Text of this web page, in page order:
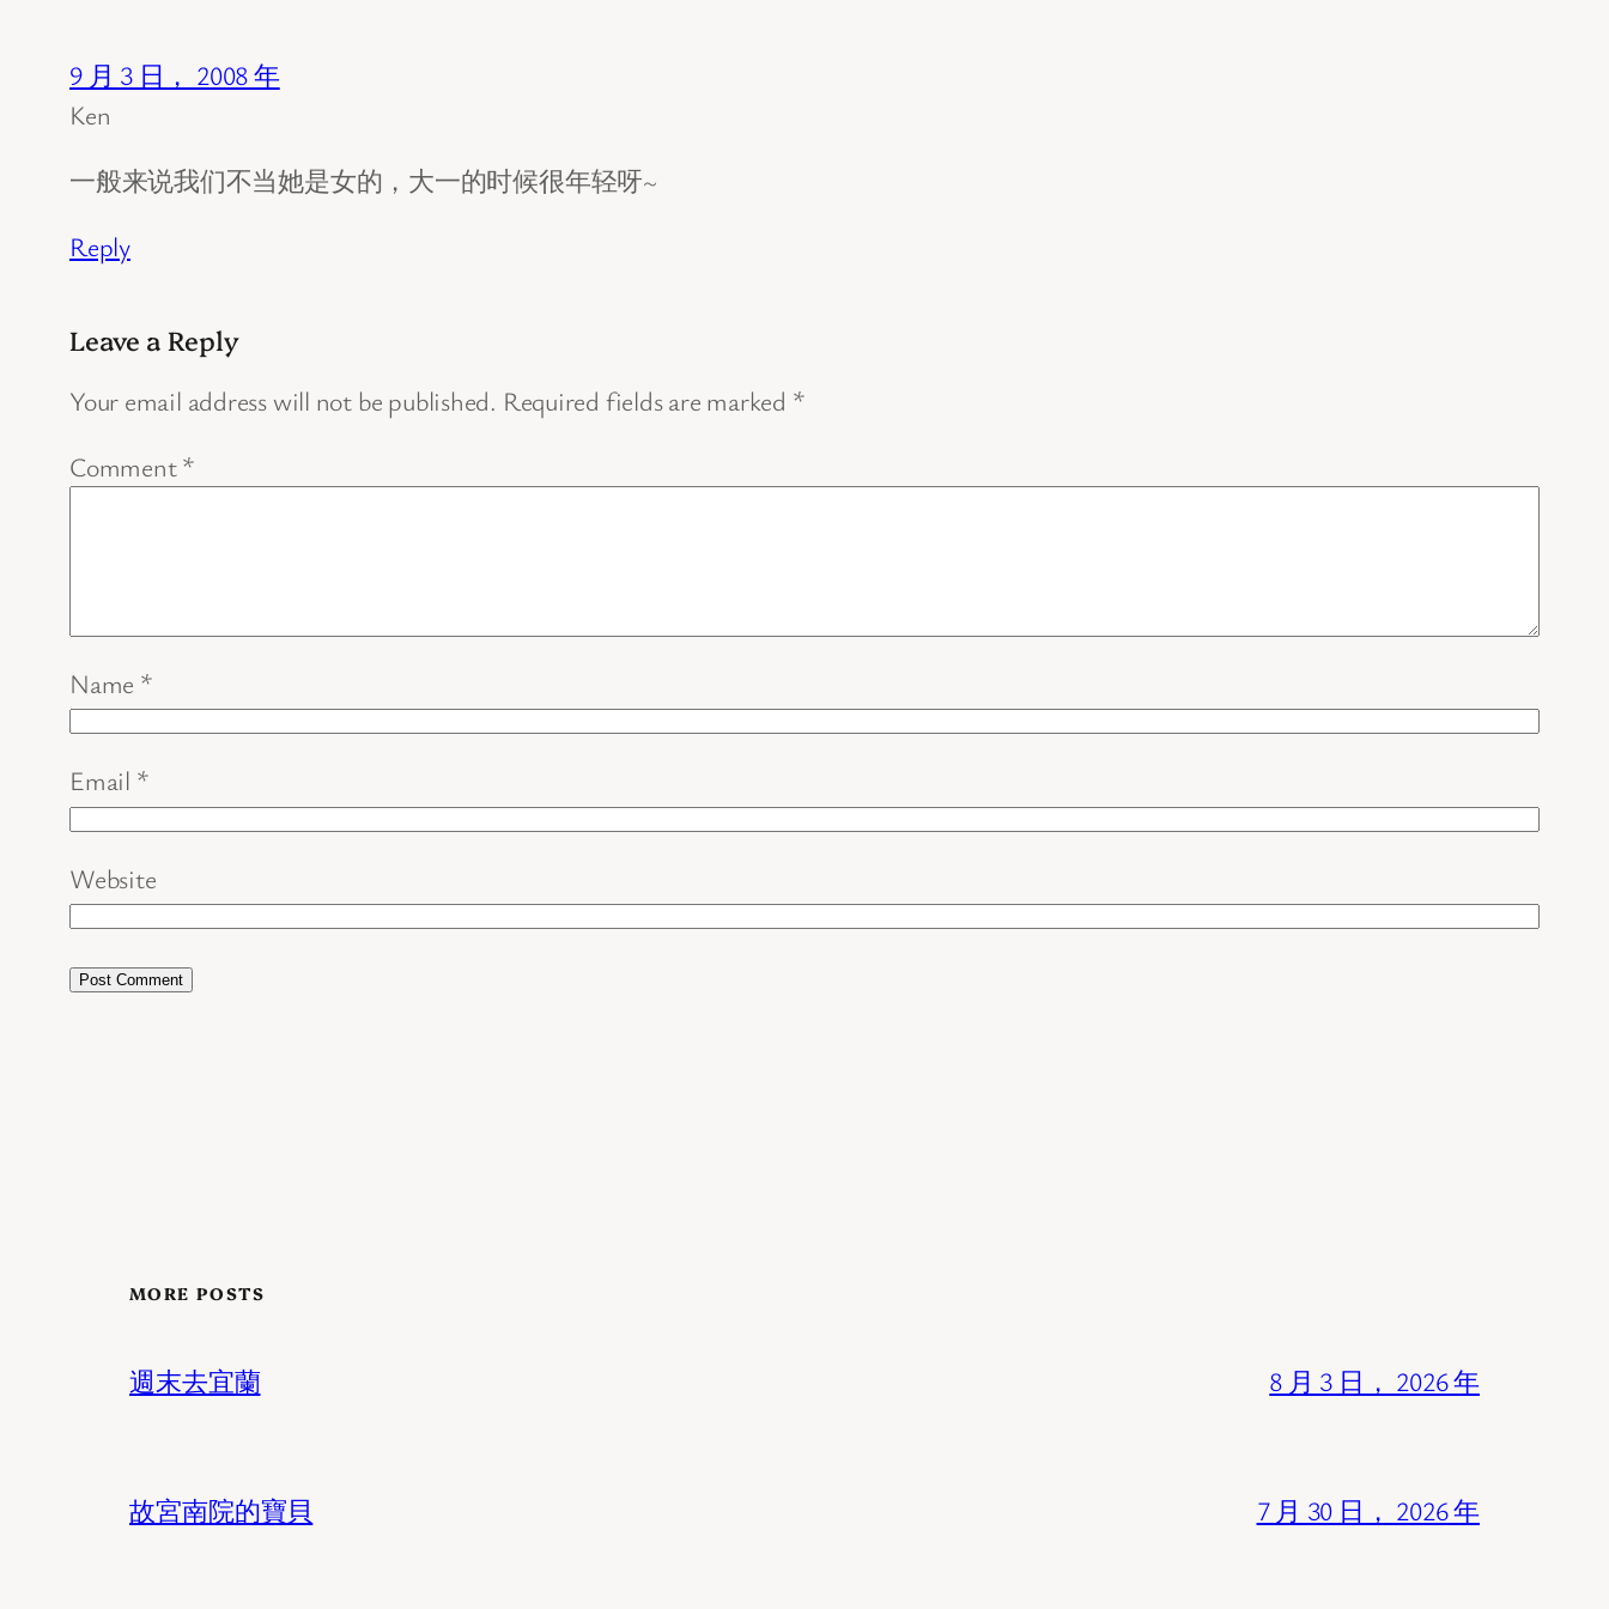
9 月 3 日， 2008 年
Ken
一般来说我们不当她是女的，大一的时候很年轻呀~
Reply
Leave a Reply
Your email address will not be published. Required fields are marked *
Comment*
Name *
Email *
Website
MORE POSTS
週末去宜蘭 8 月 3 日， 2026 年
故宮南院的寶貝 7 月 30 日， 2026 年